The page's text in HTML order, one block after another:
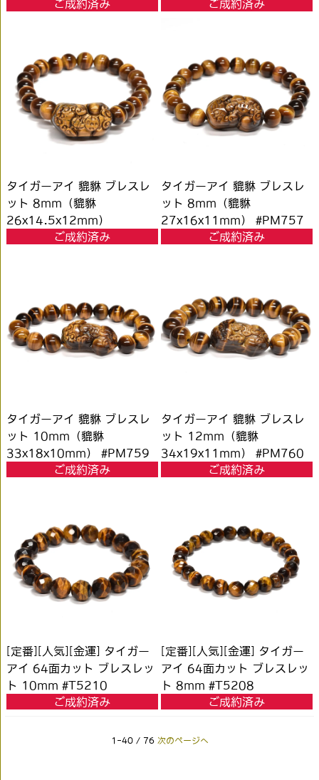
ご成約済み ご成約済み
タイガーアイ 貔貅 ブレスレ
ット 8mm（貔貅
26x14.5x12mm）
#PM756ご成約済み
タイガーアイ 貔貅 ブレスレ
ット 8mm（貔貅
27x16x11mm） #PM757
ご成約済み
タイガーアイ 貔貅 ブレスレ
ット 10mm（貔貅
33x18x10mm） #PM759
ご成約済み
タイガーアイ 貔貅 ブレスレ
ット 12mm（貔貅
34x19x11mm） #PM760
ご成約済み
[定番][人気][金運] タイガー
アイ 64面カット ブレスレッ
ト 10mm #T5210
ご成約済み
[定番][人気][金運] タイガー
アイ 64面カット ブレスレッ
ト 8mm #T5208
ご成約済み
1-40 / 76 次のページへ